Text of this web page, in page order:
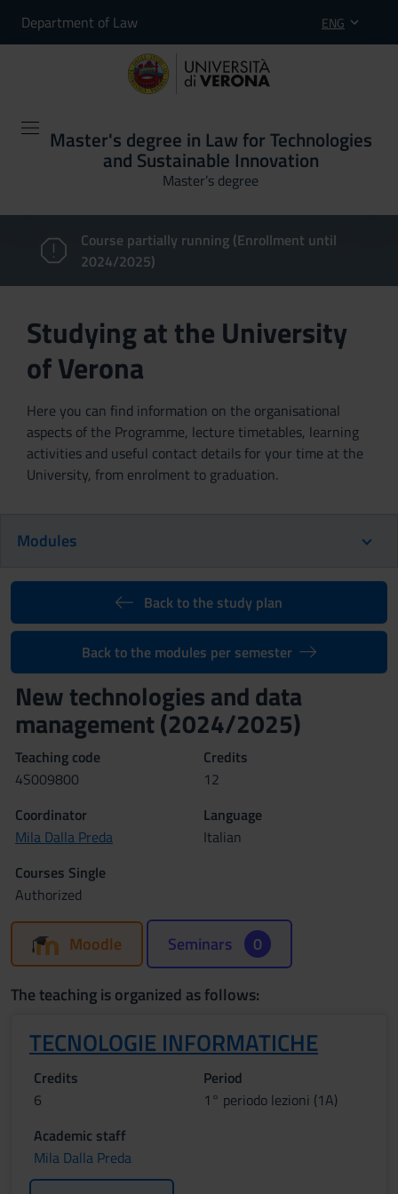
Department of Law ENG
Master's degree in Law for Technologies
and Sustainable Innovation
Master’s degree
Course partially running (Enrollment until
2024/2025)
Studying at the University
of Verona
Here you can find information on the organisational
aspects of the Programme, lecture timetables, learning
activities and useful contact details for your time at the
University, from enrolment to graduation.
Modules
Back to the study plan
Back to the modules per semester
New technologies and data
management (2024/2025)
Teaching code
4S009800
Credits
12
Coordinator
Mila Dalla Preda
Language
Italian
Courses Single
Authorized
Moodle Seminars 0
The teaching is organized as follows:
TECNOLOGIE INFORMATICHE
Credits
6
Period
1° periodo lezioni (1A)
Academic staff
Mila Dalla Preda